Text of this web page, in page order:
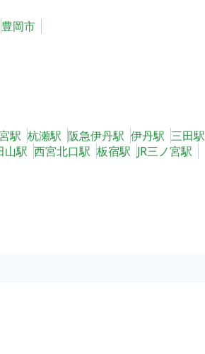
豊岡市
駅 杭瀬駅 阪急伊丹駅 伊丹駅 三田駅
山駅 西宮北口駅 板宿駅 JR三ノ宮駅